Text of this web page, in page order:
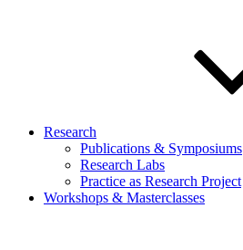
Research
Publications & Symposiums
Research Labs
Practice as Research Project
Workshops & Masterclasses